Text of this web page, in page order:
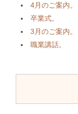
4月のご案内。
卒業式。
3月のご案内。
職業講話。